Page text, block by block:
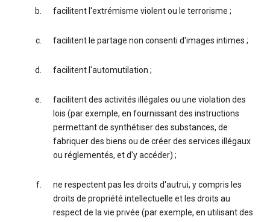
facilitent l'extrémisme violent ou le terrorisme ;
facilitent le partage non consenti d'images intimes ;
facilitent l'automutilation ;
facilitent des activités illégales ou une violation des
lois (par exemple, en fournissant des instructions
permettant de synthétiser des substances, de
fabriquer des biens ou de créer des services illégaux
ou réglementés, et d'y accéder) ;
ne respectent pas les droits d'autrui, y compris les
droits de propriété intellectuelle et les droits au
respect de la vie privée (par exemple, en utilisant des